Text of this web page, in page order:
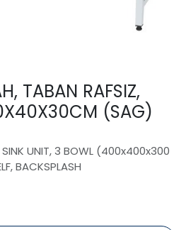
TABAN RAFSIZ,
(SAG)
SINK UNIT, 3 BOWL (400x400x300
BACKSPLASH